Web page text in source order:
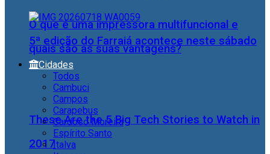
O que é uma impressora multifuncional e
quais são as suas vantagens?
These Are the 5 Big Tech Stories to Watch in
2017
5ª edição do Farraiá acontece neste sábado
Cidades
Todos
Cambuci
Campos
Carapebus
Cardoso Moreira
Espírito Santo
Italva